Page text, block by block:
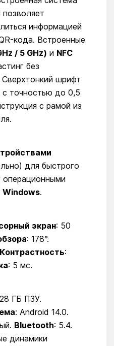
позволяет
информацией
кода. Встроенные
/ 5 GHz) и NFC
без
шрифт
с точностью до 0,5
с рамой из
для быстрого
Windows.
экран: 50
: 178°.
Контрастность:
: 5 мс.
ГБ ПЗУ.
: Android 14.0.
Bluetooth: 5.4.
динамики